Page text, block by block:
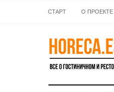
СТАРТ О ПРОЕКТЕ